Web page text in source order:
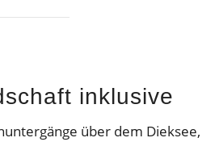
inklusive
über dem Dieksee,